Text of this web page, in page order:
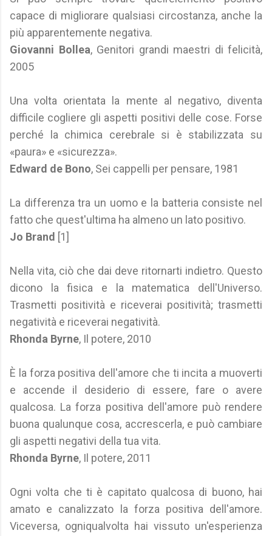
capace di migliorare qualsiasi circostanza, anche la
più apparentemente negativa.
Giovanni Bollea, Genitori grandi maestri di felicità,
2005
Una volta orientata la mente al negativo, diventa
difficile cogliere gli aspetti positivi delle cose. Forse
perché la chimica cerebrale si è stabilizzata su
«paura» e «sicurezza».
Edward de Bono, Sei cappelli per pensare, 1981
La differenza tra un uomo e la batteria consiste nel
fatto che quest'ultima ha almeno un lato positivo.
Jo Brand [1]
Nella vita, ciò che dai deve ritornarti indietro. Questo
dicono la fisica e la matematica dell'Universo.
Trasmetti positività e riceverai positività; trasmetti
negatività e riceverai negatività.
Rhonda Byrne, Il potere, 2010
È la forza positiva dell'amore che ti incita a muoverti
e accende il desiderio di essere, fare o avere
qualcosa. La forza positiva dell'amore può rendere
buona qualunque cosa, accrescerla, e può cambiare
gli aspetti negativi della tua vita.
Rhonda Byrne, Il potere, 2011
Ogni volta che ti è capitato qualcosa di buono, hai
amato e canalizzato la forza positiva dell'amore.
Viceversa, ogniqualvolta hai vissuto un'esperienza